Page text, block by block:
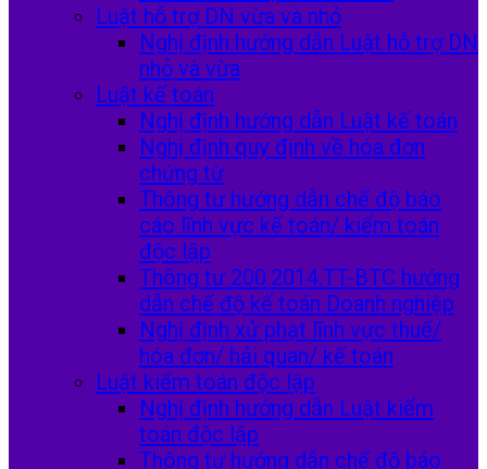
Luật hỗ trợ DN vừa và nhỏ
Nghị định hướng dẫn Luật hỗ trợ DN
nhỏ và vừa
Luật kế toán
Nghị định hướng dẫn Luật kế toán
Nghị định quy định về hóa đơn
chứng từ
Thông tư hướng dẫn chế độ báo
cáo lĩnh vực kế toán/ kiểm toán
độc lập
Thông tư 200.2014.TT-BTC hướng
dẫn chế độ kế toán Doanh nghiệp
Nghị định xử phạt lĩnh vực thuế/
hóa đơn/ hải quan/ kế toán
Luật kiểm toán độc lập
Nghị định hướng dẫn Luật kiểm
toán độc lập
Thông tư hướng dẫn chế độ báo